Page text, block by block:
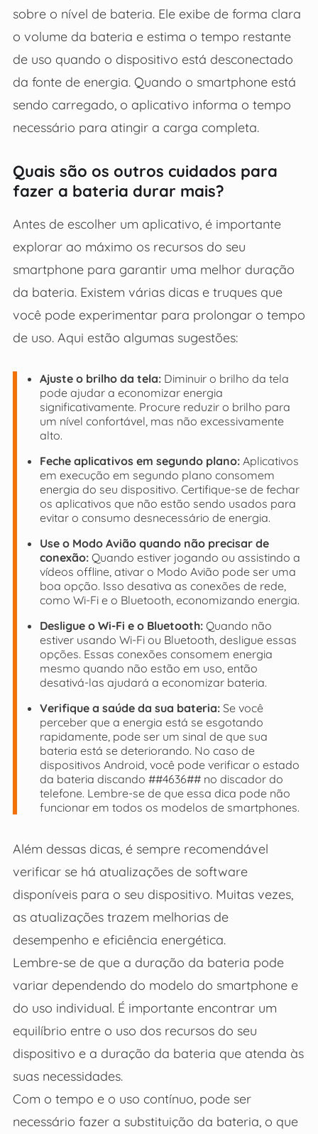
sobre o nível de bateria. Ele exibe de forma clara
o volume da bateria e estima o tempo restante
de uso quando o dispositivo está desconectado
da fonte de energia. Quando o smartphone está
sendo carregado, o aplicativo informa o tempo
necessário para atingir a carga completa.
Quais são os outros cuidados para
fazer a bateria durar mais?
Antes de escolher um aplicativo, é importante
explorar ao máximo os recursos do seu
smartphone para garantir uma melhor duração
da bateria. Existem várias dicas e truques que
você pode experimentar para prolongar o tempo
de uso. Aqui estão algumas sugestões:
Ajuste o brilho da tela:Diminuir o brilho da tela
pode ajudar a economizar energia
significativamente. Procure reduzir o brilho para
um nível confortável, mas não excessivamente
alto.
Feche aplicativos em segundo plano:Aplicativos
em execução em segundo plano consomem
energia do seu dispositivo. Certifique-se de fechar
os aplicativos que não estão sendo usados para
evitar o consumo desnecessário de energia.
Use o Modo Avião quando não precisar de
conexão:Quando estiver jogando ou assistindo a
vídeos offline, ativar o Modo Avião pode ser uma
boa opção. Isso desativa as conexões de rede,
como Wi-Fi e o Bluetooth, economizando energia.
Desligue o Wi-Fi e o Bluetooth:Quando não
estiver usando Wi-Fi ou Bluetooth, desligue essas
opções. Essas conexões consomem energia
mesmo quando não estão em uso, então
desativá-las ajudará a economizar bateria.
Verifique a saúde da sua bateria:Se você
perceber que a energia está se esgotando
rapidamente, pode ser um sinal de que sua
bateria está se deteriorando. No caso de
dispositivos Android, você pode verificar o estado
da bateria discando ##4636## no discador do
telefone. Lembre-se de que essa dica pode não
funcionar em todos os modelos de smartphones.
Além dessas dicas, é sempre recomendável
verificar se há atualizações de software
disponíveis para o seu dispositivo. Muitas vezes,
as atualizações trazem melhorias de
desempenho e eficiência energética.
Lembre-se de que a duração da bateria pode
variar dependendo do modelo do smartphone e
do uso individual. É importante encontrar um
equilíbrio entre o uso dos recursos do seu
dispositivo e a duração da bateria que atenda às
suas necessidades.
Com o tempo e o uso contínuo, pode ser
necessário fazer a substituição da bateria, o que